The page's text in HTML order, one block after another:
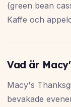
(green bean
Kaffe och
Vad är
Macy's
bevakade